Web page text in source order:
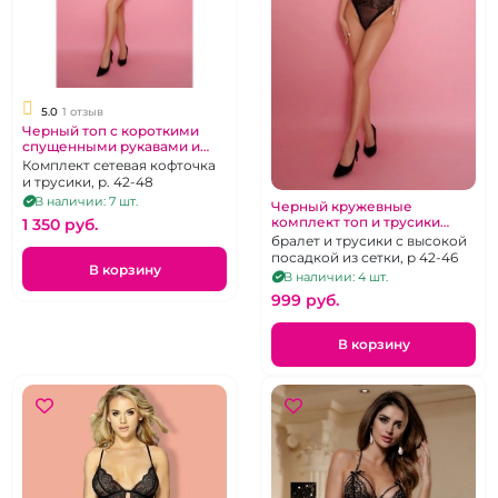
5.0 1 отзыв
Черный топ с короткими
спущенными рукавами и
высокие трусики "Amor El"
Комплект сетевая кофточка
и трусики, р. 42-48
В наличии: 7 шт.
1 350 pуб.
В корзину
Черный кружевные
комплект топ и трусики
"Amor El"
бралет и трусики с высокой
посадкой из сетки, р 42-46
В наличии: 4 шт.
999 pуб.
В корзину